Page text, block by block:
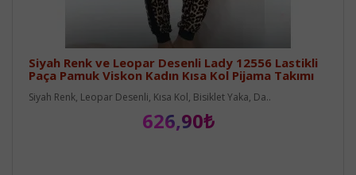
Siyah Renk ve Leopar Desenli Lady 12556 Lastikli
Paça Pamuk Viskon Kadın Kısa Kol Pijama Takımı
Siyah Renk, Leopar Desenli, Kısa Kol, Bisiklet Yaka, Da..
626,90₺